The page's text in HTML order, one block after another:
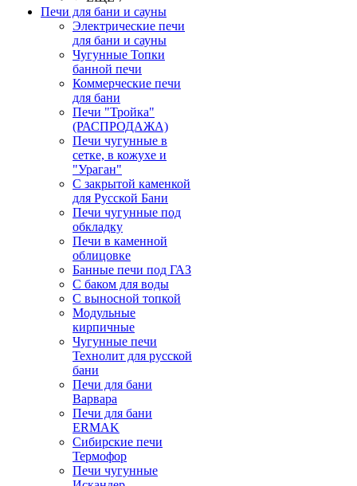
Печи для бани и сауны
Электрические печи
для бани и сауны
Чугунные Топки
банной печи
Коммерческие печи
для бани
Печи "Тройка"
(РАСПРОДАЖА)
Печи чугунные в
сетке, в кожухе и
"Ураган"
С закрытой каменкой
для Русской Бани
Печи чугунные под
обкладку
Печи в каменной
облицовке
Банные печи под ГАЗ
С баком для воды
С выносной топкой
Модульные
кирпичные
Чугунные печи
Технолит для русской
бани
Печи для бани
Варвара
Печи для бани
ERMAK
Сибирские печи
Термофор
Печи чугунные